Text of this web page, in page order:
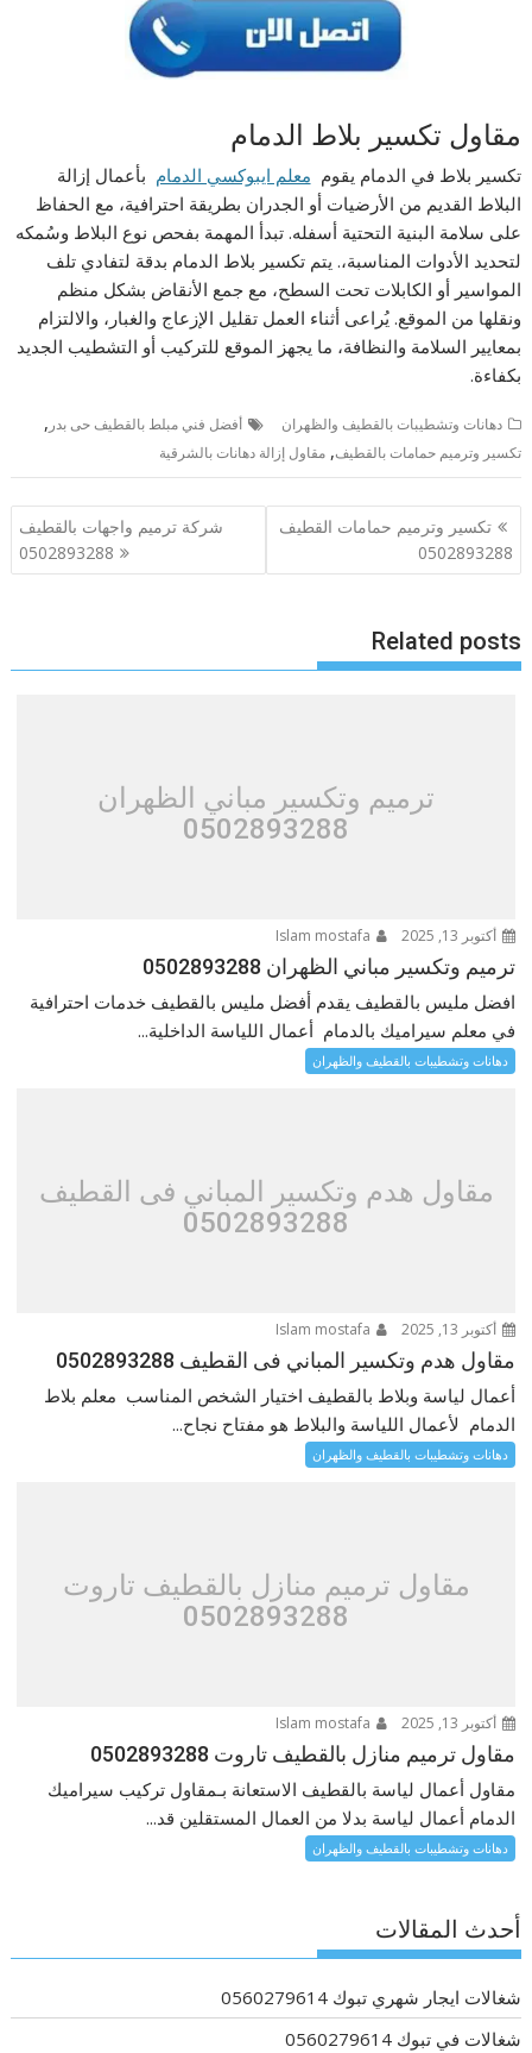
مقاول تكسير بلاط الدمام
تكسير بلاط في الدمام يقوم معلم ايبوكسي الدمام بأعمال إزالة
البلاط القديم من الأرضيات أو الجدران بطريقة احترافية، مع الحفاظ
على سلامة البنية التحتية أسفله. تبدأ المهمة بفحص نوع البلاط وسُمكه
لتحديد الأدوات المناسبة،. يتم تكسير بلاط الدمام بدقة لتفادي تلف
المواسير أو الكابلات تحت السطح، مع جمع الأنقاض بشكل منظم
ونقلها من الموقع. يُراعى أثناء العمل تقليل الإزعاج والغبار، والالتزام
بمعايير السلامة والنظافة، ما يجهز الموقع للتركيب أو التشطيب الجديد
بكفاءة.
دهانات وتشطيبات بالقطيف والظهران أفضل فني مبلط بالقطيف حى بدر ,
تكسير وترميم حمامات بالقطيف,مقاول إزالة دهانات بالشرقية
تصفّح
المقالات
تكسير وترميم حمامات القطيف
0502893288
شركة ترميم واجهات بالقطيف
0502893288
Related posts
ترميم وتكسير مباني الظهران
0502893288
أكتوبر 13, 2025
ترميم وتكسير مباني الظهران 0502893288
افضل مليس بالقطيف يقدم أفضل مليس بالقطيف خدمات احترافية
في معلم سيراميك بالدمام أعمال اللياسة الداخلية...
دهانات وتشطيبات بالقطيف والظهران
مقاول هدم وتكسير المباني فى القطيف
0502893288
أكتوبر 13, 2025
مقاول هدم وتكسير المباني فى القطيف 0502893288
أعمال لياسة وبلاط بالقطيف اختيار الشخص المناسب معلم بلاط
الدمام لأعمال اللياسة والبلاط هو مفتاح نجاح...
دهانات وتشطيبات بالقطيف والظهران
مقاول ترميم منازل بالقطيف تاروت
0502893288
أكتوبر 13, 2025
مقاول ترميم منازل بالقطيف تاروت 0502893288
مقاول أعمال لياسة بالقطيف الاستعانة بـمقاول تركيب سيراميك
الدمام أعمال لياسة بدلا من العمال المستقلين قد...
دهانات وتشطيبات بالقطيف والظهران
أحدث المقالات
شغالات ايجار شهري تبوك 0560279614
شغالات في تبوك 0560279614